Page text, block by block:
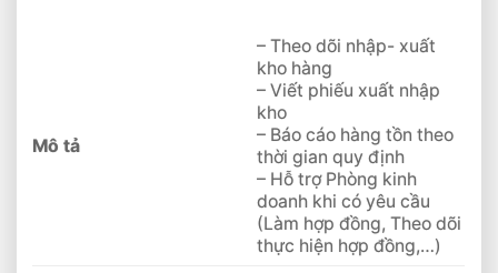
Mô tả
– Theo dõi nhập- xuất
kho hàng
– Viết phiếu xuất nhập
kho
– Báo cáo hàng tồn theo
thời gian quy định
– Hỗ trợ Phòng kinh
doanh khi có yêu cầu
(Làm hợp đồng, Theo dõi
thực hiện hợp đồng,…)